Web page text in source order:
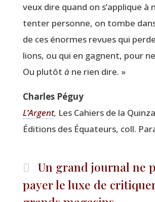
veux dire quand on s’ap­plique à
ten­ter per­sonne, on tombe
de ces énormes revues qui
lions, ou qui en gagnent, pour
Ou plu­tôt àne rien dire. »
Charles Péguy
L’Argent, Les Cahiers de la
Édi­tions des Équa­teurs, coll.
Un grand journal ne
payer le luxe de